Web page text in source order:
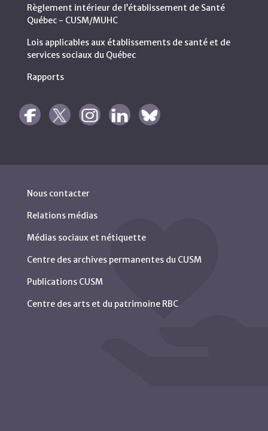
Règlement intérieur de l’établissement de Santé
Québec - CUSM/MUHC
Lois applicables aux établissements de santé et de
services sociaux du Québec
Rapports
Nous contacter
Relations médias
Médias sociaux et nétiquette
Centre des archives permanentes du CUSM
Publications CUSM
Centre des arts et du patrimoine RBC